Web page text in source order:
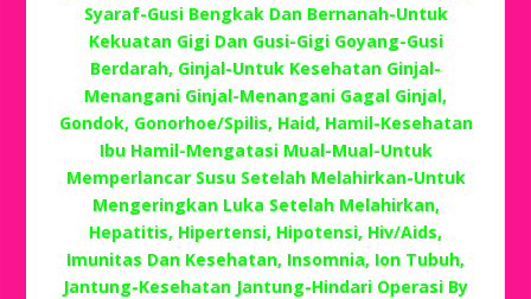
Syaraf-Gusi Bengkak Dan Bernanah-Untuk
Kekuatan Gigi Dan Gusi-Gigi Goyang-Gusi
Berdarah, Ginjal-Untuk Kesehatan Ginjal-
Menangani Ginjal-Menangani Gagal Ginjal,
Gondok, Gonorhoe/Spilis, Haid, Hamil-Kesehatan
Ibu Hamil-Mengatasi Mual-Mual-Untuk
Memperlancar Susu Setelah Melahirkan-Untuk
Mengeringkan Luka Setelah Melahirkan,
Hepatitis, Hipertensi, Hipotensi, Hiv/Aids,
Imunitas Dan Kesehatan, Insomnia, Ion Tubuh,
Jantung-Kesehatan Jantung-Hindari Operasi By